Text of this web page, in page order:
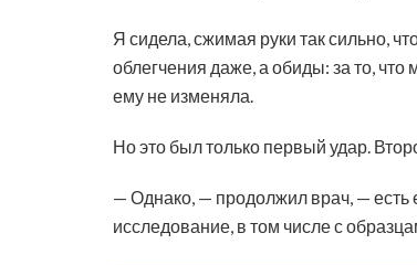
Я сидела, сжимая руки так сильно,
облегчения даже, а обиды: за то,
ему не изменяла.
Но это был только первый удар.
— Однако, — продолжил врач, —
исследование, в том числе с